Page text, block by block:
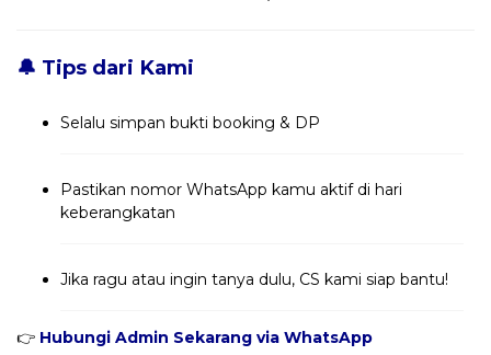
🔔 Tips dari Kami
Selalu simpan bukti booking & DP
Pastikan nomor WhatsApp kamu aktif di hari
keberangkatan
Jika ragu atau ingin tanya dulu, CS kami siap bantu!
👉 Hubungi Admin Sekarang via WhatsApp